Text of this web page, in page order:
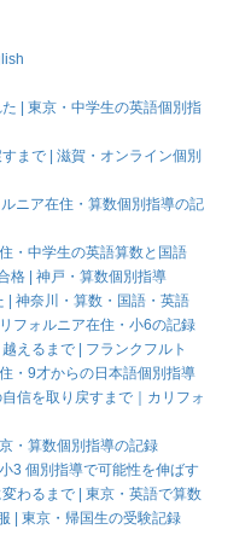
| 東京・中学生の英語個別指
まで | 滋賀・オンライン個別
ニア在住・算数個別指導の記
・中学生の英語算数と国語
格 | 神戸・算数個別指導
| 神奈川・算数・国語・英語
フォルニア在住・小6の記録
えるまで | フランクフルト
・9才からの日本語個別指導
信を取り戻すまで｜カリフォ
・算数個別指導の記録
3 個別指導で可能性を伸ばす
わるまで | 東京・英語で算数
| 東京・帰国生の受験記録